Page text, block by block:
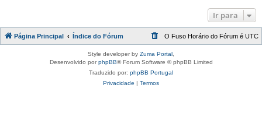
Ir para
Página Principal Índice do Fórum O Fuso Horário do Fórum é UTC
Style developer by Zuma Portal
Desenvolvido porphpBB® Forum Software © phpBB Limited
Traduzido por: phpBB Portugal
Privacidade | Termos